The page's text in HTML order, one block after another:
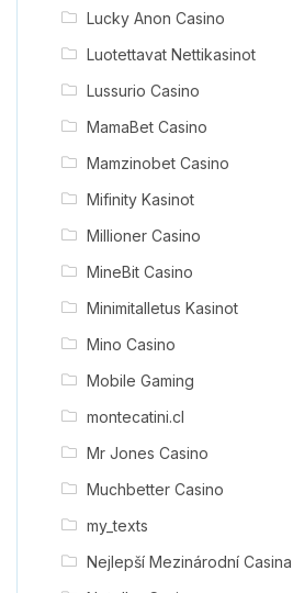
Lucky Anon Casino
Luotettavat Nettikasinot
Lussurio Casino
MamaBet Casino
Mamzinobet Casino
Mifinity Kasinot
Millioner Casino
MineBit Casino
Minimitalletus Kasinot
Mino Casino
Mobile Gaming
montecatini.cl
Mr Jones Casino
Muchbetter Casino
my_texts
Nejlepší Mezinárodní